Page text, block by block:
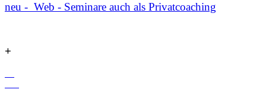
neu - Web - Seminare auch als Privatcoaching
+